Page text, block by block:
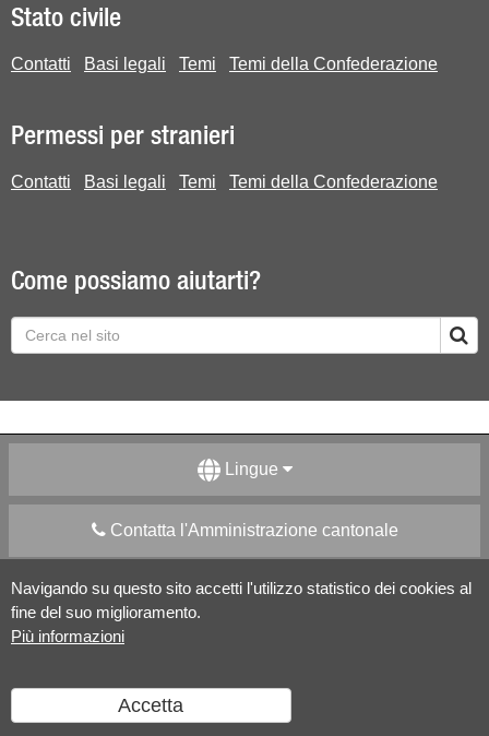
Navigando su questo sito accetti l'utilizzo statistico dei cookies al
fine del suo miglioramento.
Più informazioni
Accetta
Stato civile
Contatti Basi legali Temi Temi della Confederazione
Permessi per stranieri
Contatti Basi legali Temi Temi della Confederazione
Come possiamo aiutarti?
Lingue
Contatta l'Amministrazione cantonale
Apps Mobile Social media
Versione desktop